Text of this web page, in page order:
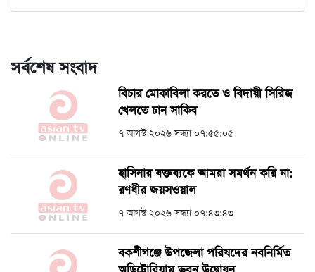
সর্বশেষ সংবাদ
বিচার মোকাবিলা করতে ও বিদায়ী সিরিজ
খেলতে চান সাকিব
৭ আগস্ট ২০২৬ সন্ধ্যা ০৭:৫৫:০৫
হাসিনার বক্তব্যকে আমরা সমর্থন করি না:
রণধীর জয়সওয়াল
৭ আগস্ট ২০২৬ সন্ধ্যা ০৭:৪৩:৪৩
বকশীগঞ্জে উপজেলা পরিষদের নবনির্মিত